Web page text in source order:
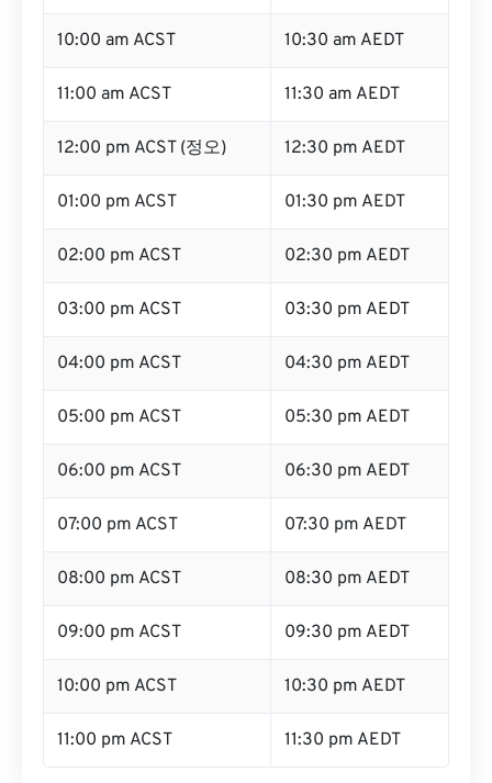
10:00 am ACST 10:30 am AEDT
11:00 am ACST 11:30 am AEDT
12:00 pm ACST (정오) 12:30 pm AEDT
01:00 pm ACST 01:30 pm AEDT
02:00 pm ACST 02:30 pm AEDT
03:00 pm ACST 03:30 pm AEDT
04:00 pm ACST 04:30 pm AEDT
05:00 pm ACST 05:30 pm AEDT
06:00 pm ACST 06:30 pm AEDT
07:00 pm ACST 07:30 pm AEDT
08:00 pm ACST 08:30 pm AEDT
09:00 pm ACST 09:30 pm AEDT
10:00 pm ACST 10:30 pm AEDT
11:00 pm ACST 11:30 pm AEDT